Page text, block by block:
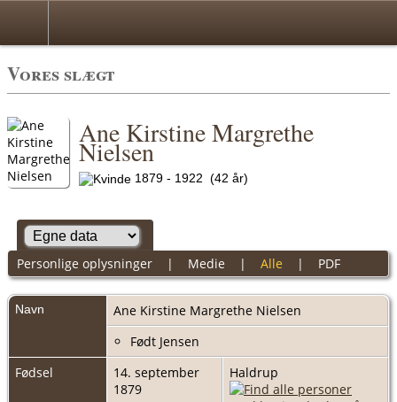
Vores slægt
Ane Kirstine Margrethe
Nielsen
1879 - 1922 (42 år)
Personlige oplysninger| Medie | Alle | PDF
Navn Ane Kirstine Margrethe Nielsen
Født Jensen
Fødsel
14. september
1879
Haldrup